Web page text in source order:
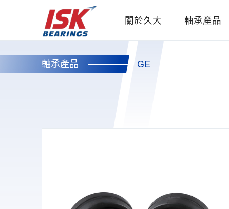
關於久大 軸承產品
軸承產品 GE